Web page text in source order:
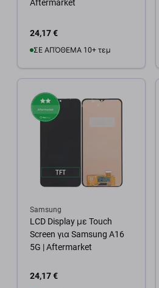
Aftermarket
24,17 €
ΣΕ ΑΠΌΘΕΜΑ 10+ τεμ
Samsung
LCD Display με Touch
Screen για Samsung A16
5G | Aftermarket
24,17 €